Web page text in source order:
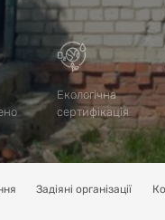
Екологічна
сертифікація
Задіяні організації